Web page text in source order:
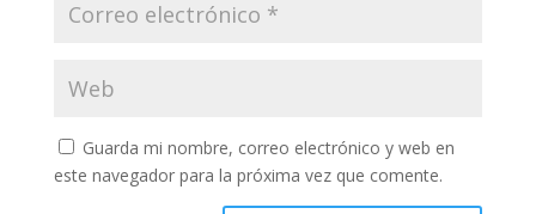
Guarda mi nombre, correo electrónico y web en
este navegador para la próxima vez que comente.